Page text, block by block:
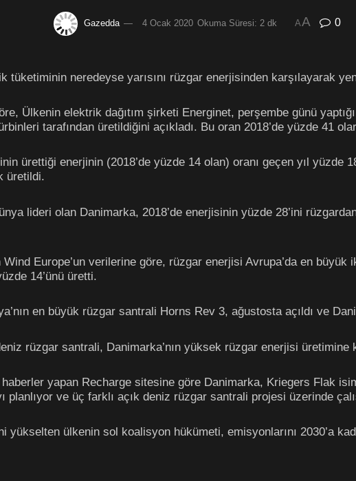
Gazedda 4 Ocak 2020 Okuma Süresi: 2 dk AA 0
tüketiminin neredeyse yarısını rüzgar enerjisinden karşılayarak
Ülkenin elektrik dağıtım şirketi Energinet, perşembe günü
tarafından üretildiğini açıkladı. Bu oran 2018’de yüzde 41
ürettiği enerjinin (2018’de yüzde 14 olan) oranı geçen yıl yüzde
üretildi.
lideri olan Danimarka, 2018’de enerjisinin yüzde 28’ini
Europe’un verilerine göre, rüzgar enerjisi Avrupa’da en büyük
14’ünü üretti.
en büyük rüzgar santrali Horns Rev 3, ağustosta açıldı ve
rüzgar santrali, Danimarka’nın yüksek rüzgar enerjisi üretimine
yapan Recharge sitesine göre Danimarka, Kriegers Flak
planlıyor ve üç farklı açık deniz rüzgar santrali projesi üzerinde
yükselten ülkenin sol koalisyon hükümeti, emisyonlarını 2030’a